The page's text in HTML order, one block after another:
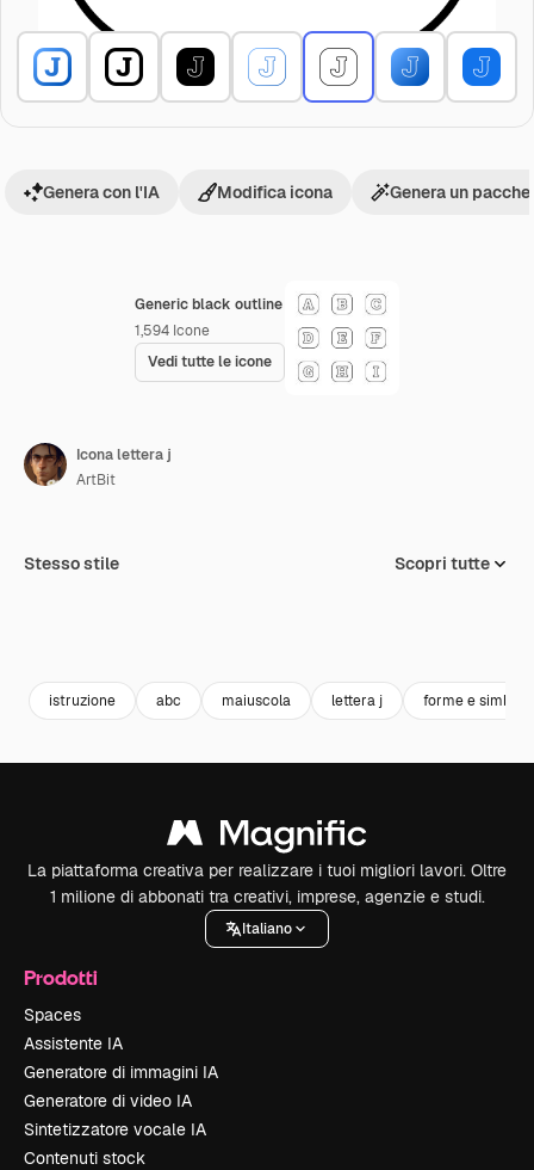
Generic black outline
1,594 Icone
Vedi tutte le icone
Genera con l'IA Modifica icona Genera un
Icona lettera j
ArtBit
Stesso stile Scopri tutte
istruzione abc maiuscola lettera j forme e simboli
La piattaforma creativa per realizzare i tuoi migliori lavori. Oltre
1 milione di abbonati tra creativi, imprese, agenzie e studi.
Italiano
Prodotti
Spaces
Assistente IA
Generatore di immagini IA
Generatore di video IA
Sintetizzatore vocale IA
Contenuti stock